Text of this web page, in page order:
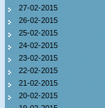
27-02-2015
26-02-2015
25-02-2015
24-02-2015
23-02-2015
22-02-2015
21-02-2015
20-02-2015